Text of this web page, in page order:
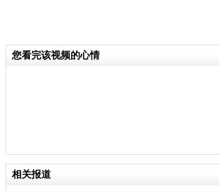
您看完该视频的心情
相关报道